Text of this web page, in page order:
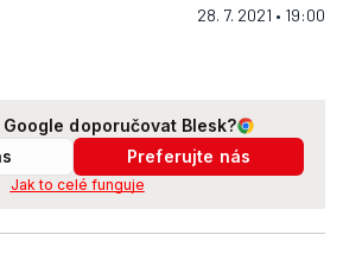
28. 7. 2021 • 19:00
Google doporučovat Blesk?
Preferujte nás
Jak to celé funguje